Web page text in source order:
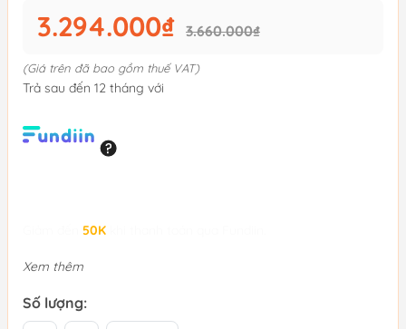
3.294.000₫ 3.660.000₫
(Giá trên đã bao gồm thuế VAT)
Trả sau đến 12 tháng với
50K
Xem thêm
Số lượng: